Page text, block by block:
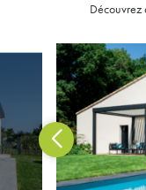
Découvrez